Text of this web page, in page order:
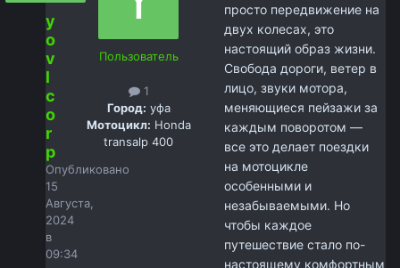
y
o
v
l
c
o
r
p
Опубликовано
15
Августа,
2024
в
09:34
Пользователь
1
Город: уфа
Мотоцикл: Honda
transalp 400
просто передвижение на
двух колесах, это
настоящий образ жизни.
Свобода дороги, ветер в
лицо, звуки мотора,
меняющиеся пейзажи за
каждым поворотом —
все это делает поездки
на мотоцикле
особенными и
незабываемыми. Но
чтобы каждое
путешествие стало по-
настоящему комфортным